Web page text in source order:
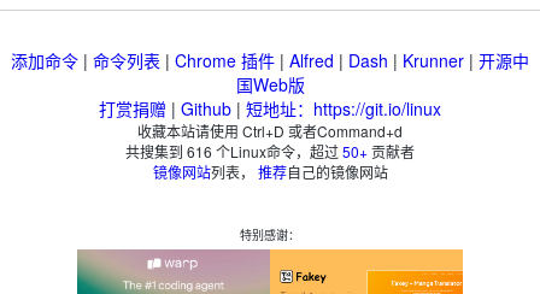
添加命令 | 命令列表 | Chrome 插件 | Alfred | Dash | Krunner | 开源中
国Web版
打赏捐赠 | Github | 短地址：https://git.io/linux
收藏本站请使用 Ctrl+D 或者Command+d
共搜集到 616 个Linux命令，超过50+贡献者
镜像网站列表， 推荐自己的镜像网站
特别感谢：